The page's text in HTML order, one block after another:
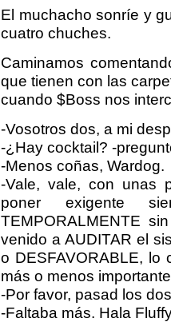
El muchacho sonríe y
cuatro chuches.
Caminamos
que tienen con las
cuando $Boss nos
-Vosotros dos, a mi
-¿Hay cocktail? -
-Menos coñas, Wardog.
-Vale, vale, con unas
poner exigente
TEMPORALMENTE
venido a AUDITAR el
o DESFAVORABLE, lo
más o menos
-Por favor, pasad los
-Faltaba más. Hala